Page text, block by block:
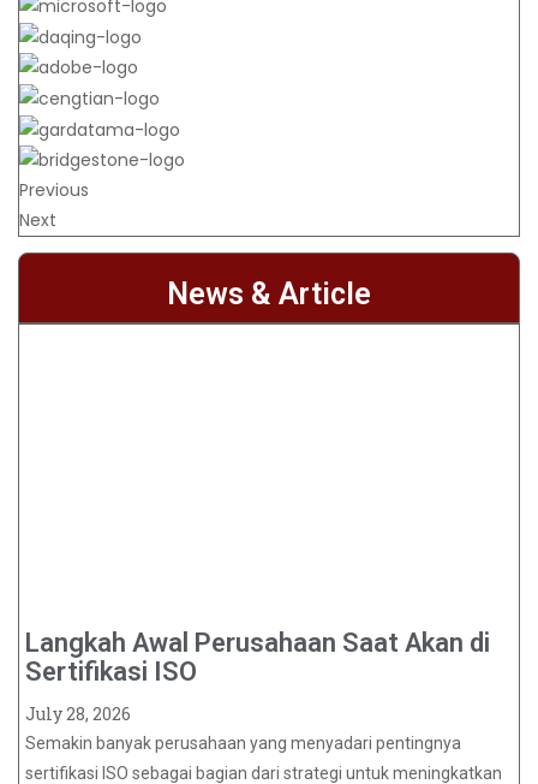
Previous
Next
News & Article
Langkah Awal Perusahaan Saat Akan di
Sertifikasi ISO
July 28, 2026
Semakin banyak perusahaan yang menyadari pentingnya
sertifikasi ISO sebagai bagian dari strategi untuk meningkatkan